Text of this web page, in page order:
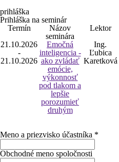
prihláška
Prihláška na seminár
Termín
Názov
seminára
Lektor
21.10.2026
-
21.10.2026
Emočná
inteligencia -
ako zvládať
emócie,
výkonnosť
pod tlakom a
lepšie
porozumieť
druhým
Ing.
Ľubica
Karetková
Meno a priezvisko účastníka *
Obchodné meno spoločnosti